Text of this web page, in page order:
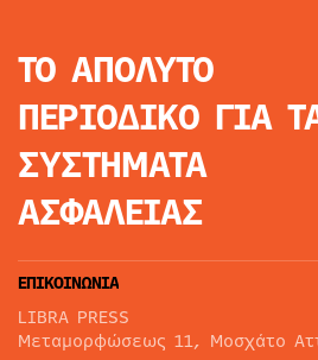
ΤΟ ΑΠΟΛΥΤΟ
ΠΕΡΙΟΔΙΚΟ ΓΙΑ
ΣΥΣΤΗΜΑΤΑ
ΑΣΦΑΛΕΙΑΣ
ΕΠΙΚΟΙΝΩΝΙΑ
LIBRA PRESS
Μεταμορφώσεως 11, Μοσχάτο